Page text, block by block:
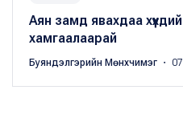
Аян замд явахдаа
хамгаалаарай
Буяндэлгэрийн Мөнхчимэг ・